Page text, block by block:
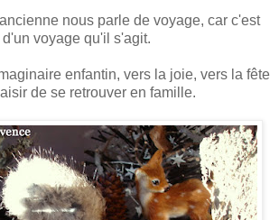
nous parle de voyage, car c'est
d'un voyage qu'il s'agit.
enfantin, vers la joie, vers la fête
de se retrouver en famille.